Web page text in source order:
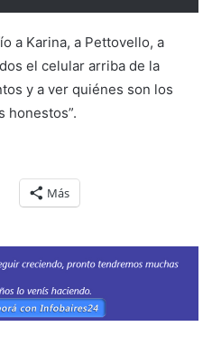
a Karina, a Pettovello, a
el celular arriba de la
y a ver quiénes son los
honestos”.
Más